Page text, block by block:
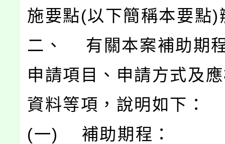
施要點(以下簡稱本要點)
二、 有關本案補助期
申請項目、申請方式及
資料等項，說明如下：
(一) 補助期程：